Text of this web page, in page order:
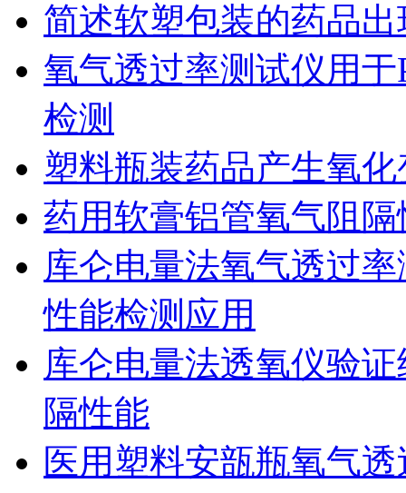
简述软塑包装的药品
氧气透过率测试仪用
检测
塑料瓶装药品产生氧
药用软膏铝管氧气阻
库仑电量法氧气透过
性能检测应用
库仑电量法透氧仪验
隔性能
医用塑料安瓿瓶氧气